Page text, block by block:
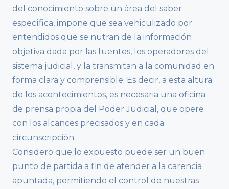
del conocimiento sobre un área del saber
específica, impone que sea vehiculizado por
entendidos que se nutran de la información
objetiva dada por las fuentes, los operadores del
sistema judicial, y la transmitan a la comunidad en
forma clara y comprensible. Es decir, a esta altura
de los acontecimientos, es necesaria una oficina
de prensa propia del Poder Judicial, que opere
con los alcances precisados y en cada
circunscripción.
Considero que lo expuesto puede ser un buen
punto de partida a fin de atender a la carencia
apuntada, permitiendo el control de nuestras